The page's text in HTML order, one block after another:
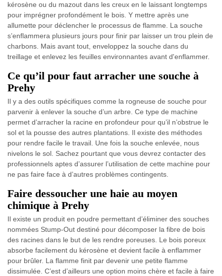
kérosène ou du mazout dans les creux en le laissant longtemps
pour imprégner profondément le bois. Y mettre après une
allumette pour déclencher le processus de flamme. La souche
s’enflammera plusieurs jours pour finir par laisser un trou plein de
charbons. Mais avant tout, enveloppez la souche dans du
treillage et enlevez les feuilles environnantes avant d'enflammer.
Ce qu’il pour faut arracher une souche à
Prehy
Il y a des outils spécifiques comme la rogneuse de souche pour
parvenir à enlever la souche d’un arbre. Ce type de machine
permet d’arracher la racine en profondeur pour qu’il n’obstrue le
sol et la pousse des autres plantations. Il existe des méthodes
pour rendre facile le travail. Une fois la souche enlevée, nous
nivelons le sol. Sachez pourtant que vous devrez contacter des
professionnels aptes d’assurer l’utilisation de cette machine pour
ne pas faire face à d’autres problèmes contingents.
Faire dessoucher une haie au moyen
chimique à Prehy
Il existe un produit en poudre permettant d’éliminer des souches
nommées Stump-Out destiné pour décomposer la fibre de bois
des racines dans le but de les rendre poreuses. Le bois poreux
absorbe facilement du kérosène et devient facile à enflammer
pour brûler. La flamme finit par devenir une petite flamme
dissimulée. C’est d’ailleurs une option moins chère et facile à faire